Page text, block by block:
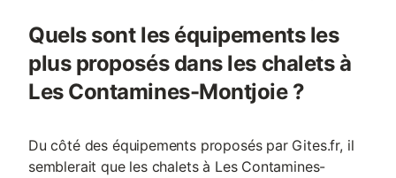
Quels sont les équipements les
plus proposés dans les chalets à
Les Contamines-Montjoie ?
Du côté des équipements proposés par Gites.fr, il
semblerait que les chalets à Les Contamines-